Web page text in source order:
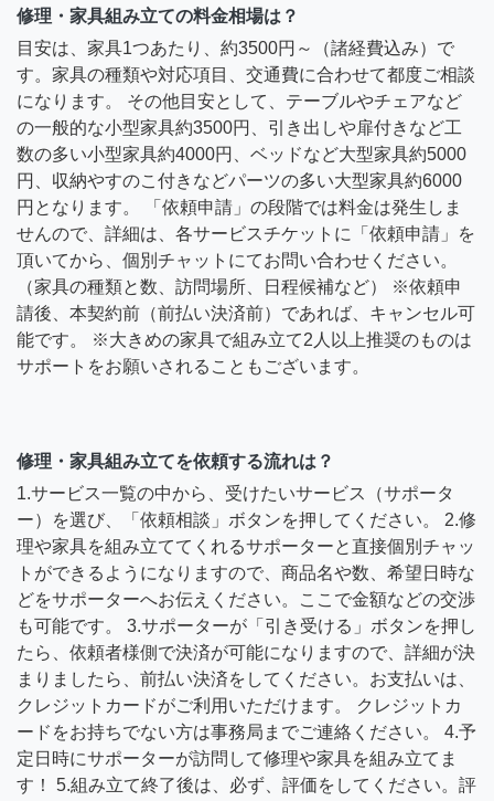
修理・家具組み立ての料金相場は？
目安は、家具1つあたり、約3500円～（諸経費込み）で
す。家具の種類や対応項目、交通費に合わせて都度ご相談
になります。 その他目安として、テーブルやチェアなど
の一般的な小型家具約3500円、引き出しや扉付きなど工
数の多い小型家具約4000円、ベッドなど大型家具約5000
円、収納やすのこ付きなどパーツの多い大型家具約6000
円となります。 「依頼申請」の段階では料金は発生しま
せんので、詳細は、各サービスチケットに「依頼申請」を
頂いてから、個別チャットにてお問い合わせください。
（家具の種類と数、訪問場所、日程候補など） ※依頼申
請後、本契約前（前払い決済前）であれば、キャンセル可
能です。 ※大きめの家具で組み立て2人以上推奨のものは
サポートをお願いされることもございます。
修理・家具組み立てを依頼する流れは？
1.サービス一覧の中から、受けたいサービス（サポータ
ー）を選び、「依頼相談」ボタンを押してください。 2.修
理や家具を組み立ててくれるサポーターと直接個別チャッ
トができるようになりますので、商品名や数、希望日時な
どをサポーターへお伝えください。ここで金額などの交渉
も可能です。 3.サポーターが「引き受ける」ボタンを押し
たら、依頼者様側で決済が可能になりますので、詳細が決
まりましたら、前払い決済をしてください。お支払いは、
クレジットカードがご利用いただけます。 クレジットカ
ードをお持ちでない方は事務局までご連絡ください。 4.予
定日時にサポーターが訪問して修理や家具を組み立てま
す！ 5.組み立て終了後は、必ず、評価をしてください。評